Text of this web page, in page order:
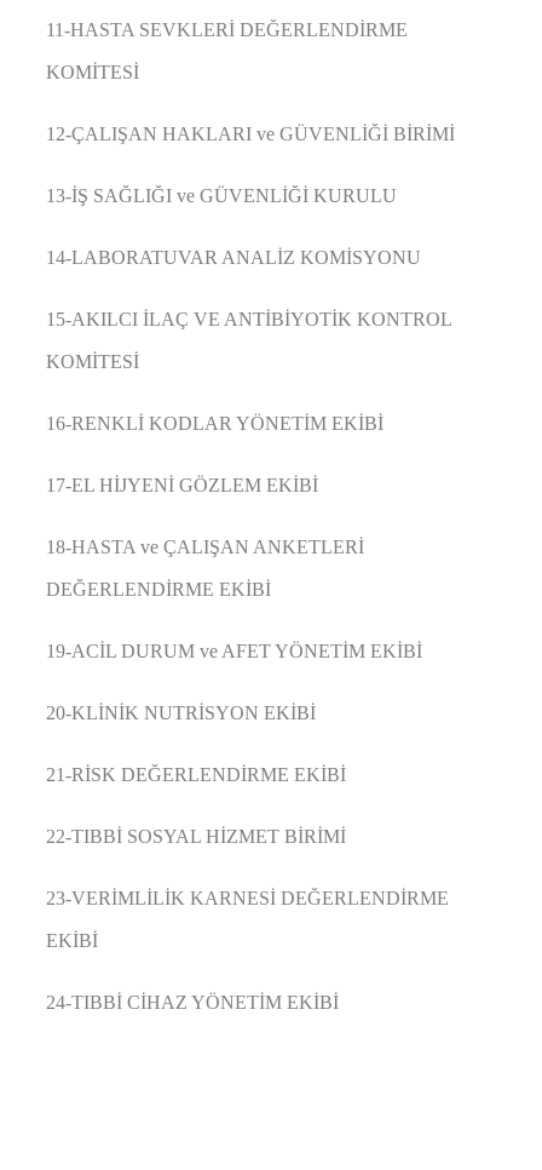
11-HASTA SEVKLERİ DEĞERLENDİRME
KOMİTESİ
12-ÇALIŞAN HAKLARI ve GÜVENLİĞİ BİRİMİ
13-İŞ SAĞLIĞI ve GÜVENLİĞİ KURULU
14-LABORATUVAR ANALİZ KOMİSYONU
15-AKILCI İLAÇ VE ANTİBİYOTİK KONTROL
KOMİTESİ
16-RENKLİ KODLAR YÖNETİM EKİBİ
17-EL HİJYENİ GÖZLEM EKİBİ
18-HASTA ve ÇALIŞAN ANKETLERİ
DEĞERLENDİRME EKİBİ
19-ACİL DURUM ve AFET YÖNETİM EKİBİ
20-KLİNİK NUTRİSYON EKİBİ
21-RİSK DEĞERLENDİRME EKİBİ
22-TIBBİ SOSYAL HİZMET BİRİMİ
23-VERİMLİLİK KARNESİ DEĞERLENDİRME
EKİBİ
24-TIBBİ CİHAZ YÖNETİM EKİBİ